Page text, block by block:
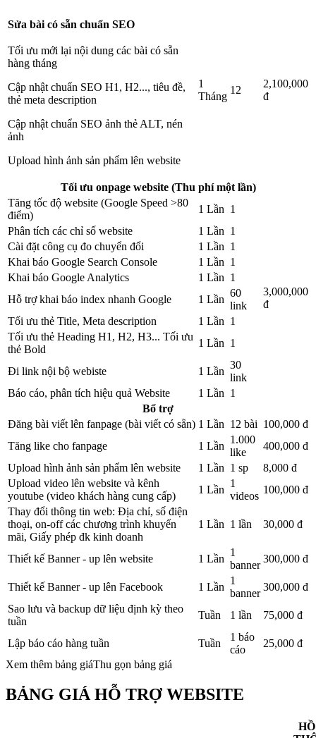
Sửa bài có sẵn chuẩn SEO
Tối ưu mới lại nội dung các bài có sẵn
hàng tháng
Cập nhật chuẩn SEO H1, H2..., tiêu đề,
thẻ meta description
Cập nhật chuẩn SEO ảnh thẻ ALT, nén
ảnh
Upload hình ảnh sản phẩm lên website
1
Tháng
12
2,100,000
đ
Tối ưu onpage website (Thu phí một lần)
Tăng tốc độ website (Google Speed >80
điểm)
1 Lần 1
3,000,000
đ
Phân tích các chỉ số website 1 Lần 1
Cài đặt công cụ đo chuyển đổi
1 Lần 1
Khai báo Google Search Console
1 Lần 1
Khai báo Google Analytics
1 Lần 1
Hỗ trợ khai báo index nhanh Google
1 Lần
60
link
Tối ưu thẻ Title, Meta description
1 Lần 1
Tối ưu thẻ Heading H1, H2, H3... Tối ưu
thẻ Bold
1 Lần 1
Đi link nội bộ webiste 1 Lần
30
link
Báo cáo, phân tích hiệu quả Website
1 Lần 1
Bổ trợ
Đăng bài viết lên fanpage (bài viết có sẵn) 1 Lần 12 bài 100,000 đ
Tăng like cho fanpage
1 Lần
1.000
like
400,000 đ
Upload hình ảnh sản phẩm lên website
1 Lần 1 sp
8,000 đ
Upload video lên website và kênh
youtube (video khách hàng cung cấp)
1 Lần
1
videos
100,000 đ
Thay đổi thông tin web: Địa chỉ, số điện
thoại, on-off các chương trình khuyến
mãi, Giấy phép đk kinh doanh
1 Lần 1 lần 30,000 đ
Thiết kế Banner - up lên website 1 Lần
1
banner
300,000 đ
Thiết kế Banner - up lên Facebook 1 Lần
1
banner
300,000 đ
Sao lưu và backup dữ liệu định kỳ theo
tuần
Tuần 1 lần 75,000 đ
Lập báo cáo hàng tuần Tuần
1 báo
cáo
25,000 đ
Xem thêm bảng giáThu gọn bảng giá
BẢNG GIÁ HỖ TRỢ WEBSITE